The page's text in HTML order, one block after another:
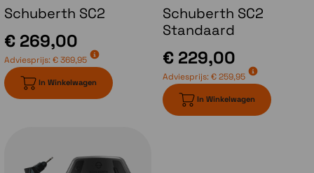
voorkomen dat je dit in je helm krijgt is de
luchtinlaat voorzien van een wasbaar en
vervangbaar filter.
Het topventilatie systeem van de Schubeth
Schuberth SC2
€ 269,00
Adviesprijs:€ 369,95
In Winkelwagen
Schuberth SC2
Standaard
€ 229,00
Adviesprijs:€ 259,95
In Winkelwagen